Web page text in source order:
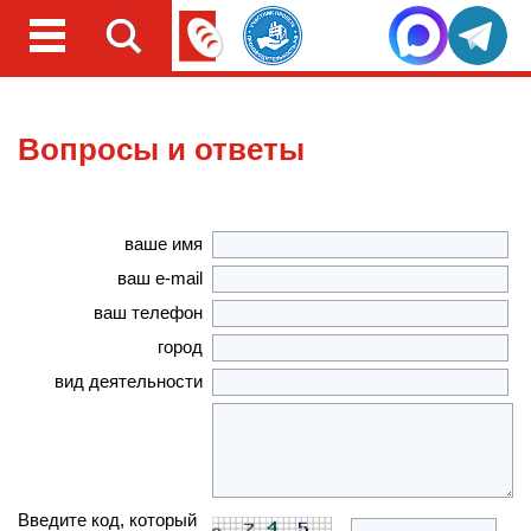
Вопросы и ответы
ваше имя
ваш e-mail
ваш телефон
город
вид деятельности
Введите код, который